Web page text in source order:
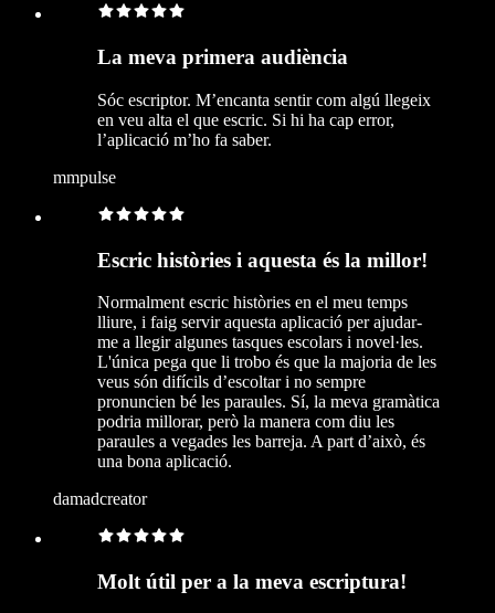
La meva primera audiència
Sóc escriptor. M’encanta sentir com algú llegeix
en veu alta el que escric. Si hi ha cap error,
l’aplicació m’ho fa saber.
mmpulse
Escric històries i aquesta és la millor!
Normalment escric històries en el meu temps
lliure, i faig servir aquesta aplicació per ajudar-
me a llegir algunes tasques escolars i novel·les.
L'única pega que li trobo és que la majoria de les
veus són difícils d’escoltar i no sempre
pronuncien bé les paraules. Sí, la meva gramàtica
podria millorar, però la manera com diu les
paraules a vegades les barreja. A part d’això, és
una bona aplicació.
damadcreator
Molt útil per a la meva escriptura!